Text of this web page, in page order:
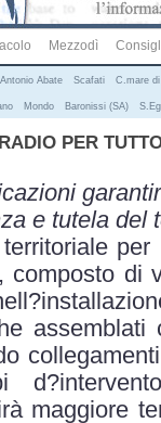
Mezzodì
Abate Scafati C.mare
Mondo Baronissi (SA)
PER
e tutela del
composto di
assemblati
maggiore